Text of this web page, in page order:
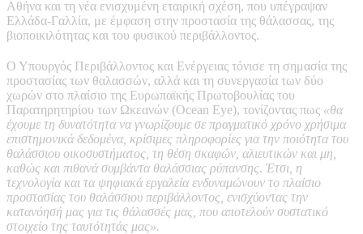
Αθήνα και τη νέα ενισχυμένη εταιρική σχέση, που υπέγραψαν
Ελλάδα-Γαλλία, με έμφαση στην προστασία της θάλασσας, της
βιοποικιλότητας και του φυσικού περιβάλλοντος.
Ο Υπουργός Περιβάλλοντος και Ενέργειας τόνισε τη σημασία της
προστασίας των θαλασσών, αλλά και τη συνεργασία των δύο
χωρών στο πλαίσιο της Ευρωπαϊκής Πρωτοβουλίας του
Παρατηρητηρίου των Ωκεανών (Ocean Eye), τονίζοντας πως «θα
έχουμε τη δυνατότητα να γνωρίζουμε σε πραγματικό χρόνο χρήσιμα
επιστημονικά δεδομένα, κρίσιμες πληροφορίες για την ποιότητα του
θαλάσσιου οικοσυστήματος, τη θέση σκαφών, αλιευτικών και μη,
καθώς και πιθανά συμβάντα θαλάσσιας ρύπανσης. Έτσι, η
τεχνολογία και τα ψηφιακά εργαλεία ενδυναμώνουν το πλαίσιο
προστασίας του θαλάσσιου περιβάλλοντος, ενισχύοντας την
κατανόησή μας για τις θάλασσές μας, που αποτελούν συστατικό
στοιχείο της ταυτότητάς μας».